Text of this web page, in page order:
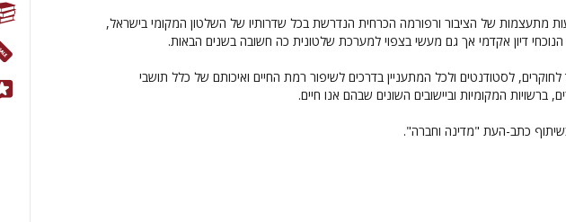
מתעצמות של הציבור ורפורמה הכרחית הנדרשת בכל שדרותיו של השלטון המקומי בישראל,
דיון אקדמי אך גם מעשי בצפוי למערכת שלטונית כה חשובה בשנים הבאות.
לסטודנטים ולכל המתעניין בדרכים לשיפור רמת החיים ואיכותם של כלל תושבי
ברשויות המקומיות וביישובים השונים שבהם אנו חיים.
כתב-העת "מדינה וחברה".